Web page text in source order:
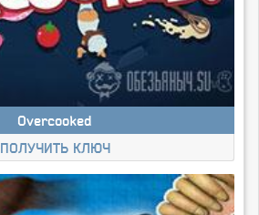
Overcooked
ПОЛУЧИТЬ КЛЮЧ